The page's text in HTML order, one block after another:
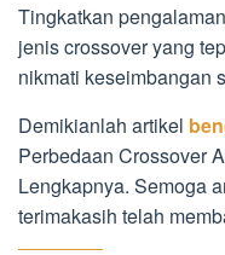
Tingkatkan
jenis crossover yang
nikmati keseimbangan
Demikianlah artikel
Perbedaan Crossover
Lengkapnya. Semoga
terimakasih telah